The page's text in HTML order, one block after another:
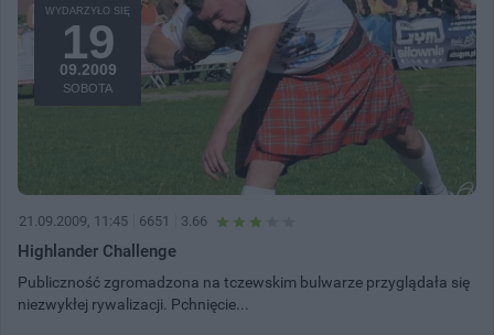
WYDARZYŁO SIĘ
19
09.2009
SOBOTA
21.09.2009, 11:45 6651 3.66
Highlander Challenge
Publiczność zgromadzona na tczewskim bulwarze przyglądała się
niezwykłej rywalizacji. Pchnięcie...